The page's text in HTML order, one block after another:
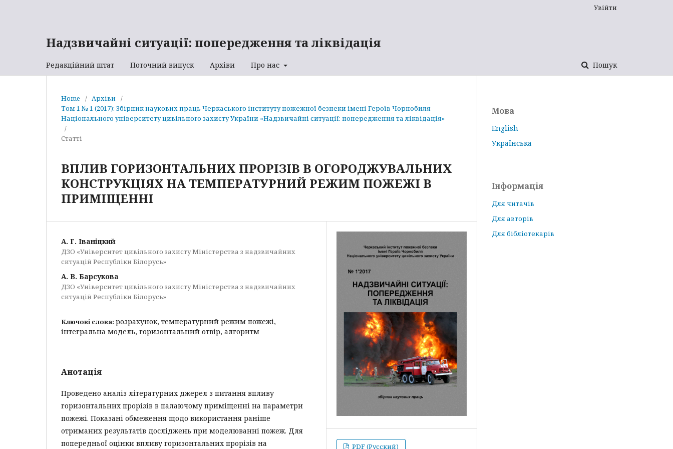
Надзвичайні ситуації: попередження та ліквідація
Редакційний штат Поточний випуск Архіви Про нас Пошук
Увійти
Home / Архіви
/
Том 1 № 1 (2017): Збірник наукових праць Черкаського інституту пожежної безпеки імені Героїв Чорнобиля
Національного університету цивільного захисту України «Надзвичайні ситуації: попередження та ліквідація»
/
Статті
ВПЛИВ ГОРИЗОНТАЛЬНИХ ПРОРІЗІВ В ОГОРОДЖУВАЛЬНИХ
КОНСТРУКЦІЯХ НА ТЕМПЕРАТУРНИЙ РЕЖИМ ПОЖЕЖІ В
ПРИМІЩЕННІ
А. Г. Іваніцкий
ДЗО «Університет цивільного захисту Міністерства з надзвичайних
ситуацій Республіки Білорусь»
А. В. Барсукова
ДЗО «Університет цивільного захисту Міністерства з надзвичайних
ситуацій Республіки Білорусь»
Ключові слова: розрахунок, температурний режим пожежі,
інтегральна модель, горизонтальний отвір, алгоритм
Анотація
Проведено аналіз літературних джерел з питання впливу
горизонтальних прорізів в палаючому приміщенні на параметри
пожежі. Показані обмеження щодо використання раніше
отриманих результатів досліджень при моделюванні пожеж. Для
попередньої оцінки впливу горизонтальних прорізів на
PDF (Русский)
Мова
English
Українська
Інформація
Для читачів
Для авторів
Для бібліотекарів